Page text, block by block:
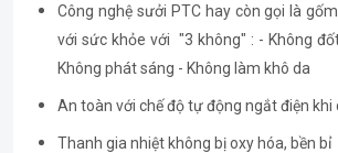
Công nghệ sưởi PTC hay còn gọi là
với sức khỏe với "3 không" : - Không
Không phát sáng - Không làm khô da
An toàn với chế độ tự động ngắt điện khi
Thanh gia nhiệt không bị oxy hóa, bền bỉ